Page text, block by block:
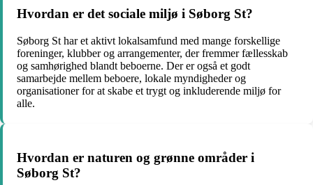
Hvordan er det sociale miljø i Søborg St?
Søborg St har et aktivt lokalsamfund med mange forskellige
foreninger, klubber og arrangementer, der fremmer fællesskab
og samhørighed blandt beboerne. Der er også et godt
samarbejde mellem beboere, lokale myndigheder og
organisationer for at skabe et trygt og inkluderende miljø for
alle.
Hvordan er naturen og grønne områder i
Søborg St?